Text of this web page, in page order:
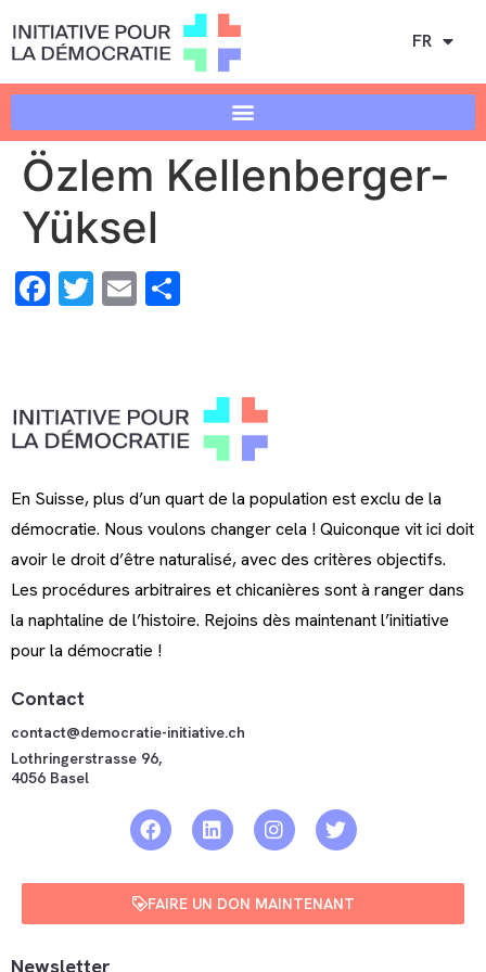
FR
Özlem Kellenberger-
Yüksel
Facebook
Twitter
Email
En Suisse, plus d’un quart de la population est exclu de la
démocratie. Nous voulons changer cela ! Quiconque vit ici doit
avoir le droit d’être naturalisé, avec des critères objectifs.
Les procédures arbitraires et chicanières sont à ranger dans
la naphtaline de l’histoire. Rejoins dès maintenant l’initiative
pour la démocratie !
Contact
contact@democratie-initiative.ch
Lothringerstrasse 96,
4056 Basel
FAIRE UN DON MAINTENANT
Newsletter